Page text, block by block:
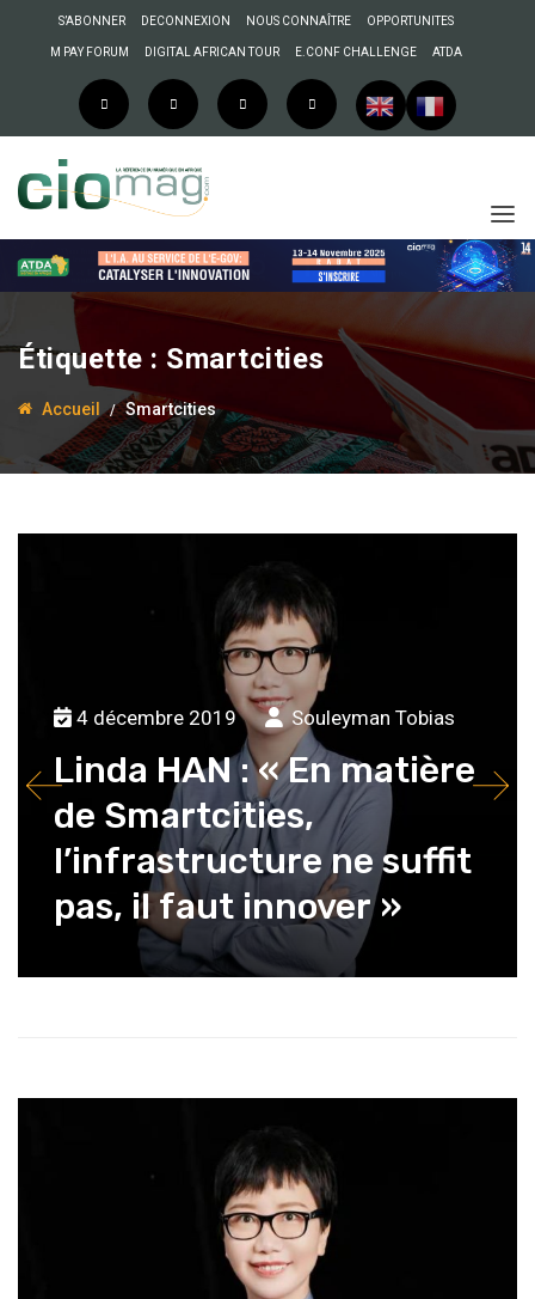
S’ABONNER DECONNEXION NOUS CONNAÎTRE OPPORTUNITES
M PAY FORUM DIGITAL AFRICAN TOUR E.CONF CHALLENGE ATDA
Étiquette : Smartcities
Accueil Smartcities
4 décembre 2019 Souleyman Tobias
Linda HAN : « En matière
de Smartcities,
l’infrastructure ne suffit
pas, il faut innover »